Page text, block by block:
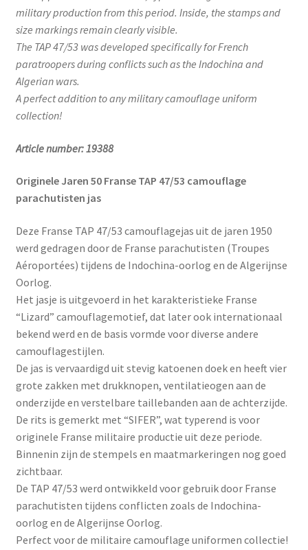
military production from this period. Inside, the stamps and
size markings remain clearly visible.
The TAP 47/53 was developed specifically for French
paratroopers during conflicts such as the Indochina and
Algerian wars.
A perfect addition to any military camouflage uniform
collection!
Article number:19388
Originele Jaren 50 Franse TAP 47/53 camouflage
parachutisten jas
Deze Franse TAP 47/53 camouflagejas uit de jaren 1950
werd gedragen door de Franse parachutisten (Troupes
Aéroportées) tijdens de Indochina-oorlog en de Algerijnse
Oorlog.
Het jasje is uitgevoerd in het karakteristieke Franse
“Lizard” camouflagemotief, dat later ook internationaal
bekend werd en de basis vormde voor diverse andere
camouflagestijlen.
De jas is vervaardigd uit stevig katoenen doek en heeft vier
grote zakken met drukknopen, ventilatieogen aan de
onderzijde en verstelbare taillebanden aan de achterzijde.
De rits is gemerkt met “SIFER”, wat typerend is voor
originele Franse militaire productie uit deze periode.
Binnenin zijn de stempels en maatmarkeringen nog goed
zichtbaar.
De TAP 47/53 werd ontwikkeld voor gebruik door Franse
parachutisten tijdens conflicten zoals de Indochina-
oorlog en de Algerijnse Oorlog.
Perfect voor de militaire camouflage uniformen collectie!